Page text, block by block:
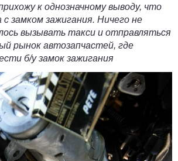
к однозначному выводу, что
с замком зажигания. Ничего не
вызывать такси и отправляться
рынок автозапчастей, где
б/у замок зажигания